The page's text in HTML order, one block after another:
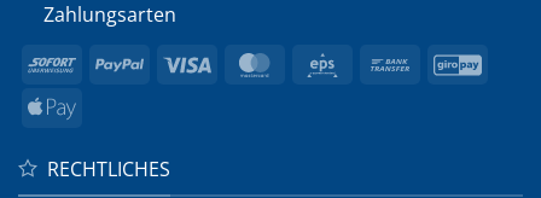
Zahlungsarten
Sofort PayPal Visa MasterCard
Eps
Bank
Apple
RECHTLICHES